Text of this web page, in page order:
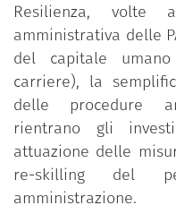
Resilienza, volte
amministrativa delle
del capitale
carriere), la
delle procedure
rientrano gli
attuazione delle
re-skilling del
amministrazione.